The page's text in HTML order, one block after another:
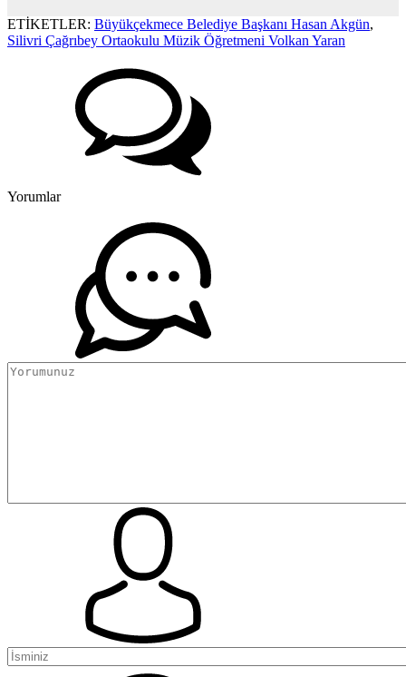
ETİKETLER: Büyükçekmece Belediye Başkanı Hasan Akgün,
Silivri Çağrıbey Ortaokulu Müzik Öğretmeni Volkan Yaran
Yorumlar